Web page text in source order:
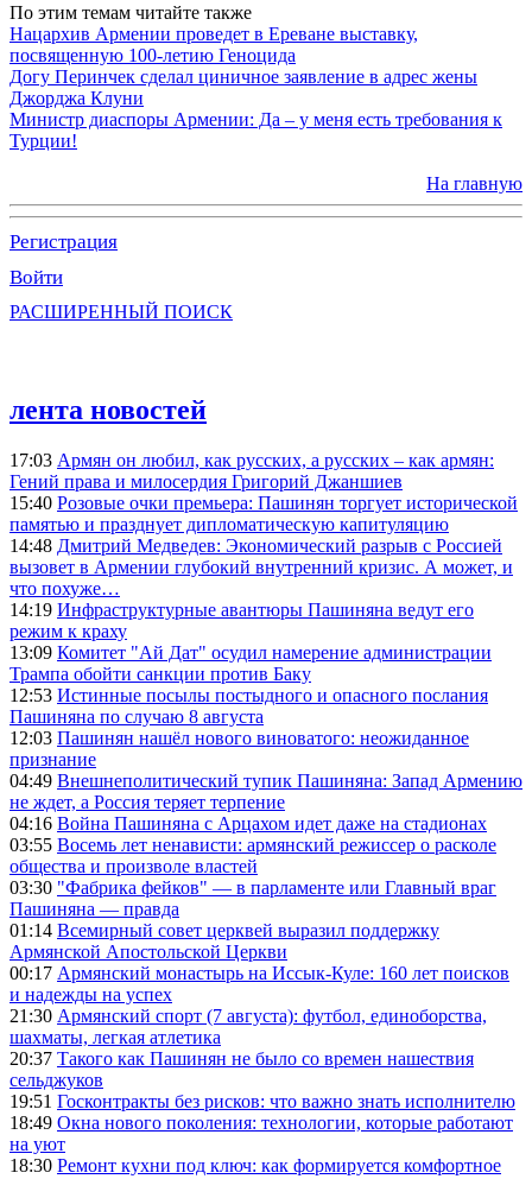
По этим темам читайте также
Нацархив Армении проведет в Ереване выставку,
посвященную 100-летию Геноцида
Догу Перинчек сделал циничное заявление в адрес жены
Джорджа Клуни
Министр диаспоры Армении: Да – у меня есть требования к
Турции!
На главную
Регистрация
Войти
РАСШИРЕННЫЙ ПОИСК
лента новостей
17:03 Армян он любил, как русских, а русских – как армян:
Гений права и милосердия Григорий Джаншиев
15:40 Розовые очки премьера: Пашинян торгует исторической
памятью и празднует дипломатическую капитуляцию
14:48 Дмитрий Медведев: Экономический разрыв с Россией
вызовет в Армении глубокий внутренний кризис. А может, и
что похуже…
14:19 Инфраструктурные авантюры Пашиняна ведут его
режим к краху
13:09 Комитет "Ай Дат" осудил намерение администрации
Трампа обойти санкции против Баку
12:53 Истинные посылы постыдного и опасного послания
Пашиняна по случаю 8 августа
12:03 Пашинян нашёл нового виноватого: неожиданное
признание
04:49 Внешнеполитический тупик Пашиняна: Запад Армению
не ждет, а Россия теряет терпение
04:16 Война Пашиняна с Арцахом идет даже на стадионах
03:55 Восемь лет ненависти: армянский режиссер о расколе
общества и произволе властей
03:30 "Фабрика фейков" — в парламенте или Главный враг
Пашиняна — правда
01:14 Всемирный совет церквей выразил поддержку
Армянской Апостольской Церкви
00:17 Армянский монастырь на Иссык-Куле: 160 лет поисков
и надежды на успех
21:30 Армянский спорт (7 августа): футбол, единоборства,
шахматы, легкая атлетика
20:37 Такого как Пашинян не было со времен нашествия
сельджуков
19:51 Госконтракты без рисков: что важно знать исполнителю
18:49 Окна нового поколения: технологии, которые работают
на уют
18:30 Ремонт кухни под ключ: как формируется комфортное